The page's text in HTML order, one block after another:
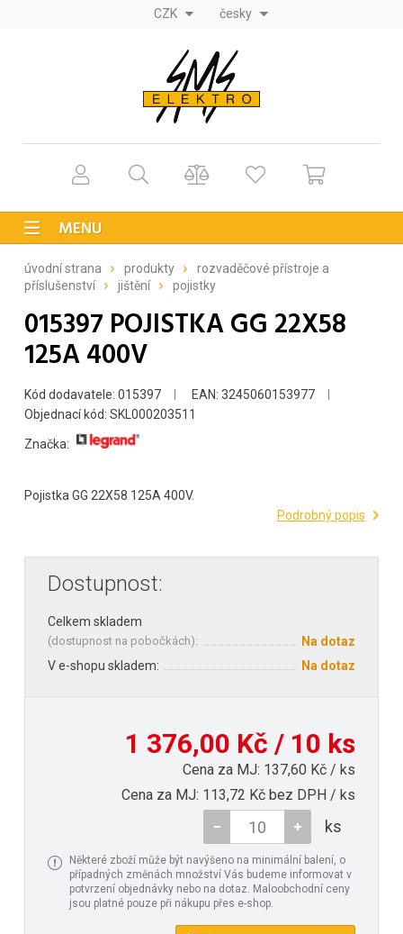
CZK česky
MENU
úvodní strana produkty
rozvaděčové přístroje a
příslušenství
jištění pojistky
015397 POJISTKA GG 22X58
125A 400V
Kód dodavatele: 015397
EAN: 3245060153977
Objednací kód: SKL000203511
Značka:
Pojistka GG 22X58 125A 400V.
Podrobný popis
Dostupnost:
Celkem skladem
(dostupnost na pobočkách):
Na dotaz
V e-shopu skladem:
Na dotaz
1 376,00 Kč / 10 ks
Cena za MJ: 137,60 Kč / ks
Cena za MJ: 113,72 Kč bez DPH / ks
ks
Některé zboží může být navýšeno na minimální balení, o
případných změnách množství Vás budeme informovat v
potvrzení objednávky nebo na dotaz. Maloobchodní ceny
jsou platné pouze při nákupu přes e-shop.